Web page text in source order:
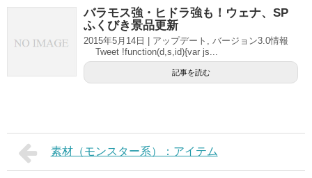
バラモス強・ヒドラ強も！ウェナ、SP
ふくびき景品更新
2015年5月14日 | アップデート, バージョン3.0情報
Tweet !function(d,s,id){var js...
記事を読む
素材（モンスター系）：アイテム